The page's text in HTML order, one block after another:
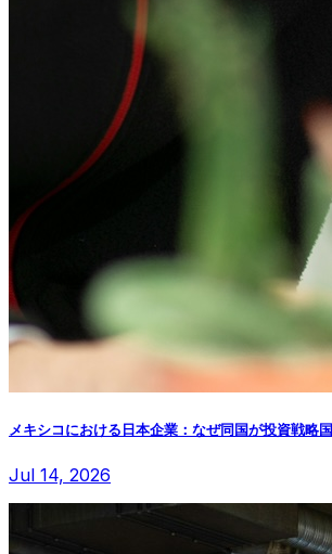
メキシコにおける日本企業：なぜ同国が投資戦略
Jul 14, 2026